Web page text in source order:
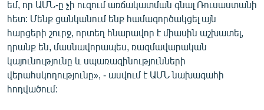
Русский
ՀԵՏԵՎԵՔ ՄԵԶ
եմ, որ ԱՄՆ-ը չի ուզում առճակատման գնալ Ռուսաստանի
հետ: Մենք ցանկանում ենք համագործակցել այն
հարցերի շուրջ, որտեղ հնարավոր է միասին աշխատել,
դրանք են, մասնավորապես, ռազմավարական
կայունությունը և սպառազինությունների
վերահսկողությունը», - ասվում է ԱՄՆ նախագահի
հոդվածում: